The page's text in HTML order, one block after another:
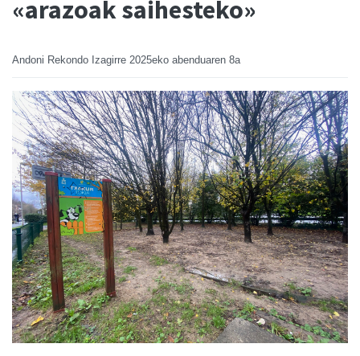
«arazoak saihesteko»
Andoni Rekondo Izagirre 2025eko abenduaren 8a